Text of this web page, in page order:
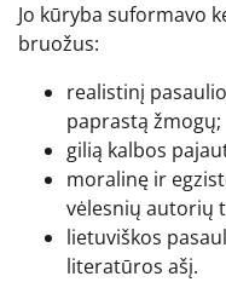
Jo kūryba suformavo
bruožus:
realistinį
paprastą žmogų;
gilią kalbos
moralinę ir
vėlesnių autorių
lietuviškos
literatūros ašį.